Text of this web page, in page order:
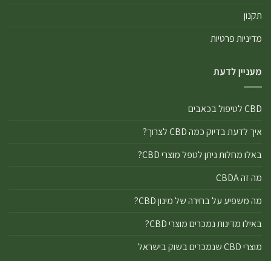
תקנון
מדיניות פרטיות
מעניין לדעת
CBD לטיפול בכאבים
איך לדעת בדיוק כמה CBD לצרוך?
באלו מחלות ניתן לטפל מוצרי CBD?
מה זה CBDA
מה משפיע על בחירה של מינון CBD?
באילו מדינות נמכרים מוצרי CBD?
מוצרי CBD שנמכרים בשוק בישראל